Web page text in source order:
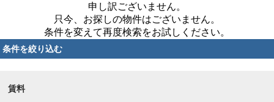
申し訳ございません。
只今、お探しの物件はございません。
条件を変えて再度検索をお試しください。
条件を絞り込む
賃料